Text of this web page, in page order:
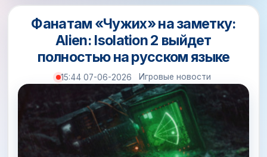
Фанатам «Чужих» на заметку:
Alien: Isolation 2 выйдет
полностью на русском языке
15:44 07-06-2026 Игровые новости